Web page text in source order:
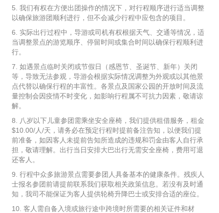
5. 我们有权在方便出团操作的情况下，对行程顺序进行适当调整
以确保旅游团顺利进行，但不会减少行程中应包含的项目。
6. 实际出行过程中，导游或司机有权根据天气、交通等情况，适
当调整景点的游览顺序、停留时间或集合时间以确保行程顺利进
行。
7. 如遇景点临时关闭或节假日（感恩节、圣诞节、新年）关闭
等，导致无法参观，导游会根据实际情况调整为外观或以其他景
点代替以确保行程的丰富性。各景点及国家公园的开放时间及流
量控制会因疫情不时变化，如影响行程属不可抗力因素，敬请谅
解。
8. 八岁以下儿童参团需乘坐安全座椅，我们提供租借服务，租金
$10.00/人/天，请务必在预定行程时提前备注告知，以便我们提
前准备，如因客人未提前告知所造成的违规和罚金由客人自行承
担，敬请理解。出行当日安排大巴出行无需安全座椅，费用可退
还客人。
9. 行程中众多旅游景点需要参团人具备基本的健康条件。残疾人
士报名参团前请提前联系我们获取相关政策信息。若没有及时通
知，我司不能保证为客人提供轮椅升降巴士或安排合适的座位。
10. 客人需自备入境或旅行途中跨境时所需要的相关证件和材